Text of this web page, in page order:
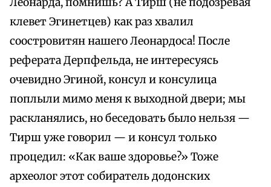
клевет Эгинетцев) как раз хвалил
соостровитян нашего Леонардоса! После
реферата Дерпфельда, не интересуясь
очевидно Эгиной, консул и консулица
поплыли мимо меня к выходной двери; мы
раскланялись, но беседовать было нельзя —
Тирш уже говорил — и консул только
процедил: «Как ваше здоровье?» Тоже
археолог этот собиратель додонских